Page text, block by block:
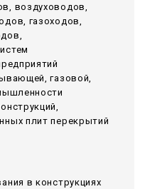
воздуховодов,
газоходов,
газовой,
плит перекрытий
в конструкциях